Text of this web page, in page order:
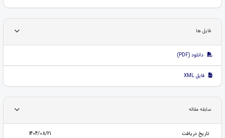
فایل ها
دانلود (PDF)
فایل XML
سابقه مقاله
تاریخ دریافت 1404/08/21